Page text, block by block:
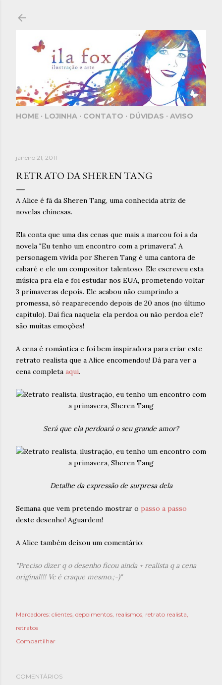
HOME LOJINHA CONTATO DÚVIDAS AVISO
janeiro 21, 2011
RETRATO DA SHEREN TANG
A Alice é fã da Sheren Tang, uma conhecida atriz de
novelas chinesas.
Ela conta que uma das cenas que mais a marcou foi a da
novela "Eu tenho um encontro com a primavera". A
personagem vivida por Sheren Tang é uma cantora de
cabaré e ele um compositor talentoso. Ele escreveu esta
música pra ela e foi estudar nos EUA, prometendo voltar
3 primaveras depois. Ele acabou não cumprindo a
promessa, só reaparecendo depois de 20 anos (no último
capítulo). Daí fica naquela: ela perdoa ou não perdoa ele?
são muitas emoções!
A cena é romântica e foi bem inspiradora para criar este
retrato realista que a Alice encomendou! Dá para ver a
cena completa aqui.
Será que ela perdoará o seu grande amor?
Detalhe da expressão de surpresa dela
Semana que vem pretendo mostrar o passo a passo
deste desenho! Aguardem!
A Alice também deixou um comentário:
"Preciso dizer q o desenho ficou ainda + realista q a cena
original!!! Vc é craque mesmo.;-)"
Marcadores: clientes depoimentos realismos retrato realista
retratos
Compartilhar
COMENTÁRIOS